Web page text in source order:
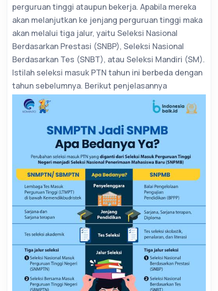
perguruan tinggi ataupun bekerja. Apabila mereka
akan melanjutkan ke jenjang perguruan tinggi maka
akan melalui tiga jalur, yaitu Seleksi Nasional
Berdasarkan Prestasi (SNBP), Seleksi Nasional
Berdasarkan Tes (SNBT), atau Seleksi Mandiri (SM).
Istilah seleksi masuk PTN tahun ini berbeda dengan
tahun sebelumnya. Berikut penjelasannya